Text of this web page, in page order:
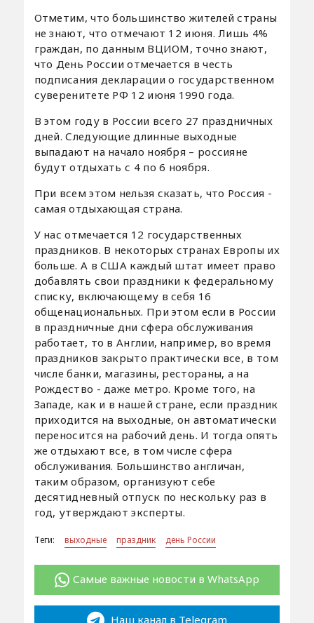
Отметим, что большинство жителей страны
не знают, что отмечают 12 июня. Лишь 4%
граждан, по данным ВЦИОМ, точно знают,
что День России отмечается в честь
подписания декларации о государственном
суверенитете РФ 12 июня 1990 года.
В этом году в России всего 27 праздничных
дней. Следующие длинные выходные
выпадают на начало ноября – россияне
будут отдыхать с 4 по 6 ноября.
При всем этом нельзя сказать, что Россия -
самая отдыхающая страна.
У нас отмечается 12 государственных
праздников. В некоторых странах Европы их
больше. А в США каждый штат имеет право
добавлять свои праздники к федеральному
списку, включающему в себя 16
общенациональных. При этом если в России
в праздничные дни сфера обслуживания
работает, то в Англии, например, во время
праздников закрыто практически все, в том
числе банки, магазины, рестораны, а на
Рождество - даже метро. Кроме того, на
Западе, как и в нашей стране, если праздник
приходится на выходные, он автоматически
переносится на рабочий день. И тогда опять
же отдыхают все, в том числе сфера
обслуживания. Большинство англичан,
таким образом, организуют себе
десятидневный отпуск по нескольку раз в
год, утверждают эксперты.
Теги: выходные праздник день России
Самые важные новости в WhatsApp
Наш канал в Telegram